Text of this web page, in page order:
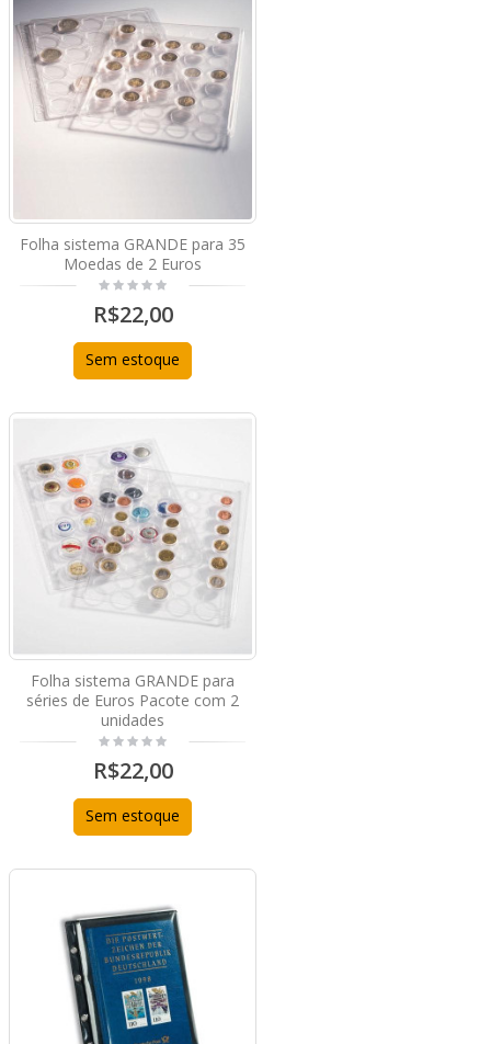
Folha sistema GRANDE para 35
Moedas de 2 Euros
R$22,00
Sem estoque
Folha sistema GRANDE para
séries de Euros Pacote com 2
unidades
R$22,00
Sem estoque